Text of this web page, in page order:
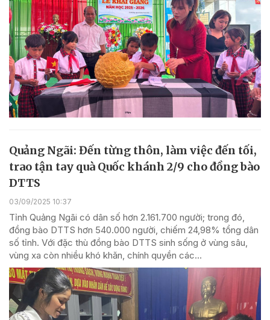
Quảng Ngãi: Đến từng thôn, làm việc đến tối,
trao tận tay quà Quốc khánh 2/9 cho đồng bào
DTTS
03/09/2025 10:37
Tỉnh Quảng Ngãi có dân số hơn 2.161.700 người; trong đó,
đồng bào DTTS hơn 540.000 người, chiếm 24,98% tổng dân
số tỉnh. Với đặc thù đồng bào DTTS sinh sống ở vùng sâu,
vùng xa còn nhiều khó khăn, chính quyền các...